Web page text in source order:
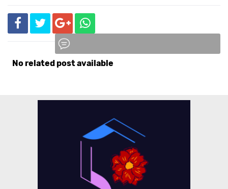
No related post available